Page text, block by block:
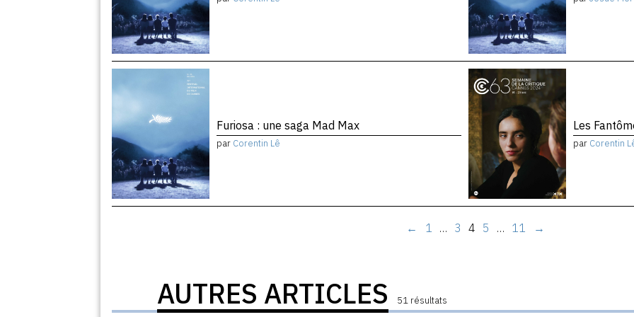
Furiosa : une saga Mad Max
par Corentin Lê
Les
par Corentin
← 1 … 3 4 5 … 11 →
AUTRES ARTICLES 51 résultats